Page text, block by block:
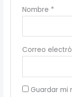
Nombre *
Correo
Guardar mi